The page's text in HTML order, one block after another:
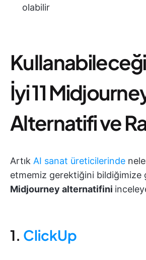
olabilir
İyi 11
Alternatifi ve
Artık AI sanat üreticilerinde
etmemiz gerektiğini bildiğimize
Midjourney alternatifini
1. ClickUp